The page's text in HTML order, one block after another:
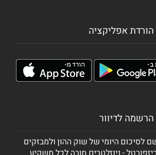
הורדת אפליקציה
הרשמה לדיוור
לסיכום היומי של שוק ההון ולמבזקים